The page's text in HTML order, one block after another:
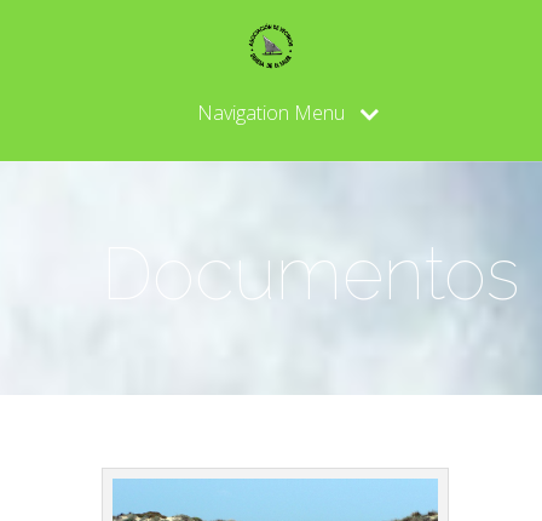
Navigation Menu
Documentos